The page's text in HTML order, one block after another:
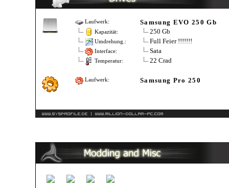
Laufwerk: Samsung EVO 250 Gb
Kapazität: 250 Gb
Umdrehung.: Full Feier !!!!!!!
Interface: Sata
Temperatur: 22 Crad
Laufwerk: Samsung Pro 250